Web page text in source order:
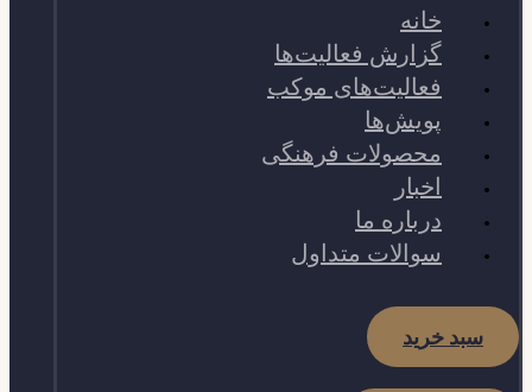
خانه
گزارش فعالیت‌ها
فعالیت‌های موکب
پویش‌ها
محصولات فرهنگی
اخبار
درباره ما
سوالات متداول
سبد خرید